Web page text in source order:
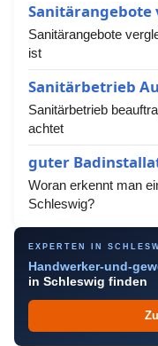
Sanitärangebote
Sanitärangebote
ist
Sanitärbetrieb
Sanitärbetrieb
achtet
guter
Woran erkennt man
Schleswig?
EXPERTEN IN
Handwerker-und-
in Schleswig finden